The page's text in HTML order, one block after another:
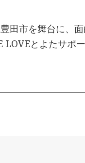
田市を舞台に、
とよたサポ